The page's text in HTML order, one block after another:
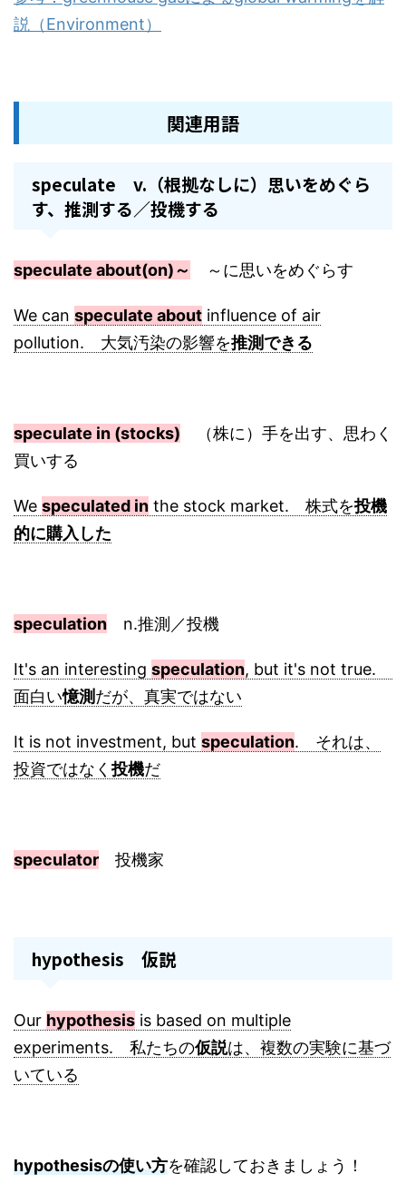
説（Environment）
関連用語
speculate v.（根拠なしに）思いをめぐら
す、推測する／投機する
speculate about(on)～ ～に思いをめぐらす
We can speculate about influence of air
pollution. 大気汚染の影響を推測できる
speculate in (stocks) （株に）手を出す、思わく
買いする
We speculated in the stock market. 株式を投機
的に購入した
speculation n.推測／投機
It's an interesting speculation, but it's not true.
面白い憶測だが、真実ではない
It is not investment, but speculation. それは、
投資ではなく投機だ
speculator 投機家
hypothesis 仮説
Our hypothesis is based on multiple
experiments. 私たちの仮説は、複数の実験に基づ
いている
hypothesisの使い方を確認しておきましょう！